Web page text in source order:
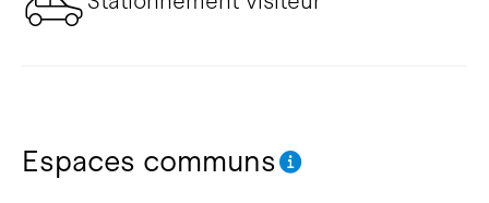
Espaces communs